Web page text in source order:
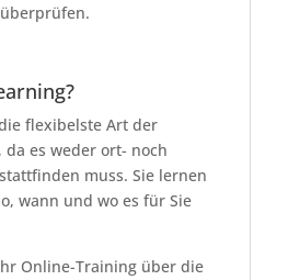
flexibelste Art der
es weder ort- noch
muss. Sie lernen
wann und wo es für Sie
Online-Training über die